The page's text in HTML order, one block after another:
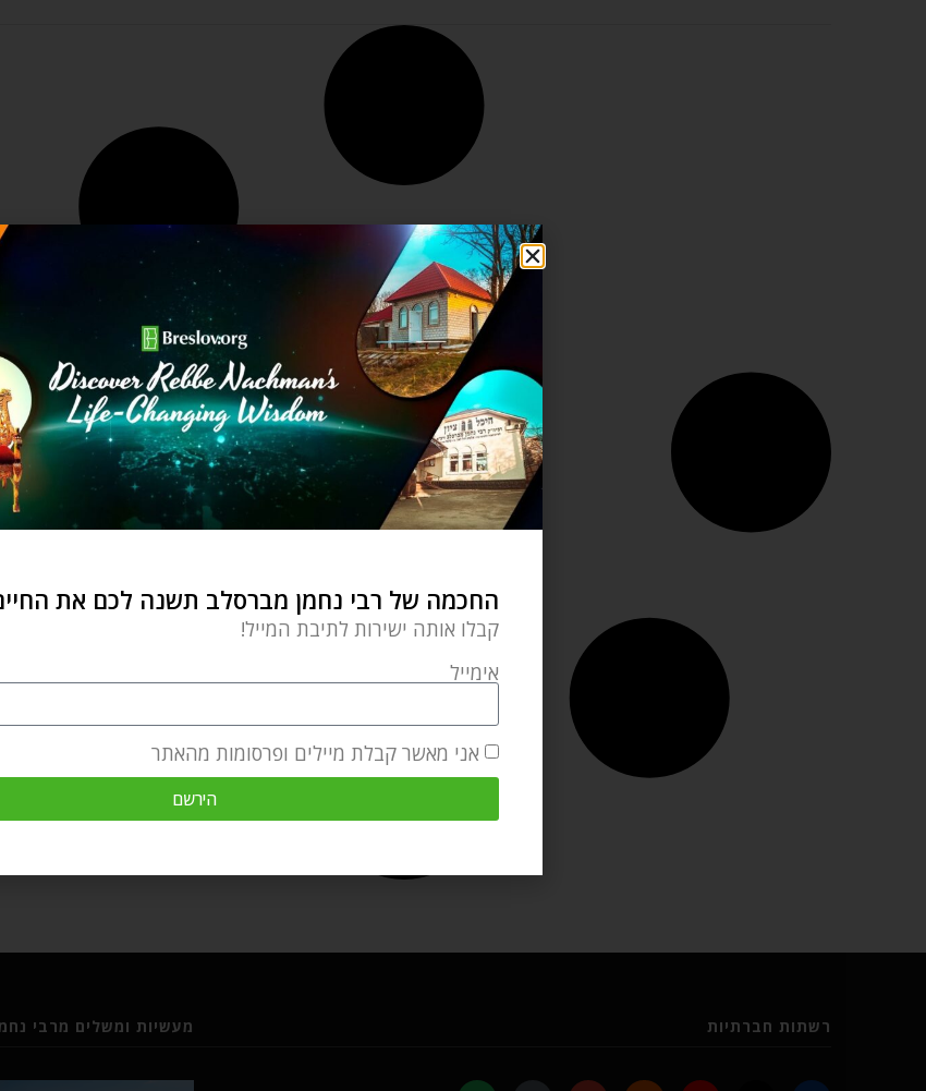
רשתות חברתיות מעשיות ומשלים מרבי
החכמה של רבי נחמן מברסלב תשנה לכם את
קבלו אותה ישירות לתיבת המייל!
אימייל
אני מאשר קבלת מיילים ופרסומות מהאתר
הירשם